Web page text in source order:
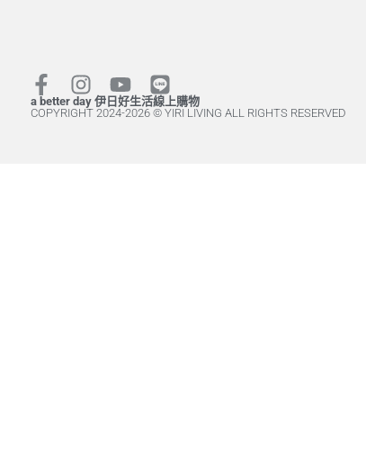
a better day 伊日好生活線上購物
COPYRIGHT 2024-2026 © YIRI LIVING ALL RIGHTS RESERVED